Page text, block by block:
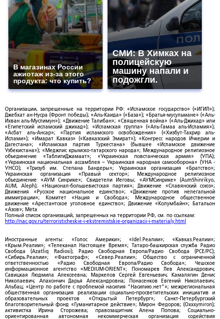
В магазинах России
ажиотаж из-за этого
продукта: что купить?
СМИ: В Химках на
полицейскую
машину напали и
подожгли.
Организации, запрещенные на территории РФ: «Исламское государство» («ИГИЛ»);
Джебхат ан-Нусра (Фронт победы); «Аль-Каида» («База»); «Братья-мусульмане» («Аль-
Ихван аль-Муслимун»); «Движение Талибан»; «Священная война» («Аль-Джихад» или
«Египетский исламский джихад»); «Исламская группа» («Аль-Гамаа аль-Исламия»);
«Асбат аль-Ансар»; «Партия исламского освобождения» («Хизбут-Тахрир аль-
Ислами»); «Имарат Кавказ» («Кавказский Эмират»); «Конгресс народов Ичкерии и
Дагестана»; «Исламская партия Туркестана» (бывшее «Исламское движение
Узбекистана»); «Меджлис крымско-татарского народа»; Международное религиозное
объединение «ТаблигиДжамаат»; «Украинская повстанческая армия» (УПА);
«Украинская национальная ассамблея – Украинская народная самооборона» (УНА -
УНСО); «Тризуб им. Степана Бандеры»; Украинская организация «Братство»;
Украинская организация «Правый сектор»; Международное религиозное
объединение «АУМ Синрике»; Свидетели Иеговы; «АУМСинрике» (AumShinrikyo,
AUM, Aleph); «Национал-большевистская партия»; Движение «Славянский союз»;
Движения «Русское национальное единство»; «Движение против нелегальной
иммиграции»; Комитет «Нация и Свобода»; Международное общественное
движение «Арестантское уголовное единство»; Движение «Колумбайн»; Батальон
«Азов»; Meta
Полный список организаций, запрещенных на территории РФ, см. по ссылкам:
http://nac.gov.ru/terroristicheskie-i-ekstremistskie-organizacii-i-materialy.html
Иностранные агенты: «Голос Америки»; «Idel.Реалии»; «Кавказ.Реалии»;
«Крым.Реалии»; «Телеканал Настоящее Время»; Татаро-башкирская служба Радио
Свобода (Azatliq Radiosi); Радио Свободная Европа/Радио Свобода (PCE/PC);
«Сибирь.Реалии»; «Фактограф»; «Север.Реалии»; Общество с ограниченной
ответственностью «Радио Свободная Европа/Радио Свобода»; Чешское
информационное агентство «MEDIUM-ORIENT»; Пономарев Лев Александрович;
Савицкая Людмила Алексеевна; Маркелов Сергей Евгеньевич; Камалягин Денис
Николаевич; Апахончич Дарья Александровна; Понасенков Евгений Николаевич;
Альбац; «Центр по работе с проблемой насилия "Насилию.нет"»; межрегиональная
общественная организация реализации социально-просветительских инициатив и
образовательных проектов «Открытый Петербург»; Санкт-Петербургский
благотворительный фонд «Гуманитарное действие»; Мирон Федоров; (Oxxxymiron);
активистка Ирина Сторожева; правозащитник Алена Попова; Социально-
ориентированная автономная некоммерческая организация содействия